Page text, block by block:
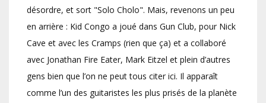
désordre, et sort "Solo Cholo". Mais, revenons un peu
en arrière : Kid Congo a joué dans Gun Club, pour Nick
Cave et avec les Cramps (rien que ça) et a collaboré
avec Jonathan Fire Eater, Mark Eitzel et plein d’autres
gens bien que l’on ne peut tous citer ici. Il apparaît
comme l’un des guitaristes les plus prisés de la planète